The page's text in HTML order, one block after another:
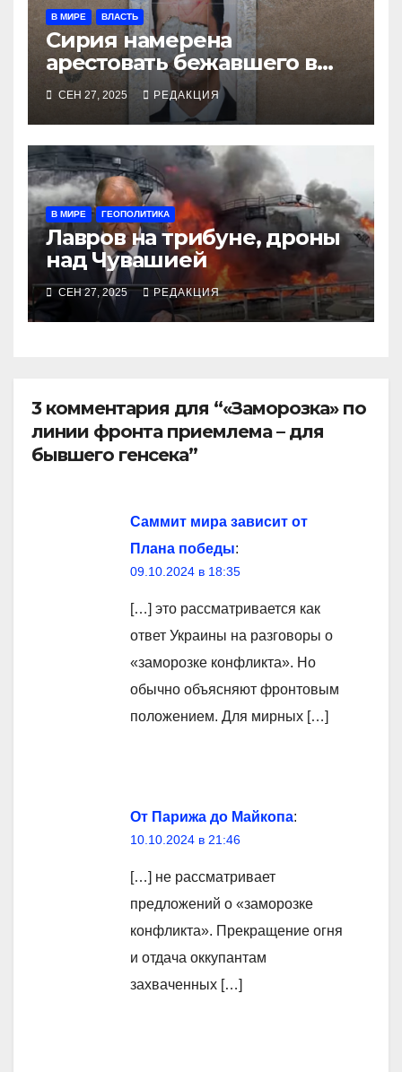
В МИРЕ ВЛАСТЬ
Сирия намерена
арестовать бежавшего в
Москву экс-диктатора
СЕН 27, 2025 РЕДАКЦИЯ
В МИРЕ ГЕОПОЛИТИКА
Лавров на трибуне, дроны
над Чувашией
СЕН 27, 2025 РЕДАКЦИЯ
3 комментария для “«Заморозка» по
линии фронта приемлема – для
бывшего генсека”
Саммит мира зависит от
Плана победы:
09.10.2024 в 18:35
[…] это рассматривается как
ответ Украины на разговоры о
«заморозке конфликта». Но
обычно объясняют фронтовым
положением. Для мирных […]
От Парижа до Майкопа:
10.10.2024 в 21:46
[…] не рассматривает
предложений о «заморозке
конфликта». Прекращение огня
и отдача оккупантам
захваченных […]